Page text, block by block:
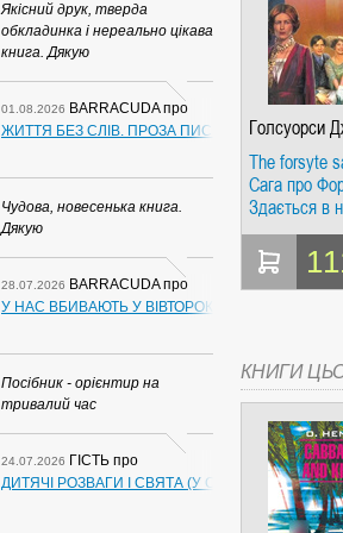
Якісний друк, тверда
обкладинка і нереально цікава
книга. Дякую
01.08.2026 BARRACUDAпро
ЖИТТЯ БЕЗ СЛІВ. ПРОЗА ПИСЬМЕННИКІВ ІЗ
Чудова, новесенька книга.
Дякую
28.07.2026 BARRACUDAпро
У НАС ВБИВАЮТЬ У ВІВТОРОК. СЛАПОВСЬКИЙ
Посібник - орієнтир на
тривалий час
24.07.2026 ГІСТЬ про
ДИТЯЧІ РОЗВАГИ І СВЯТА (У СХЕМАХ,
Голсуорси
The forsyte
Сага про
Здається в
Читання в
Англійська.
КНИГИ